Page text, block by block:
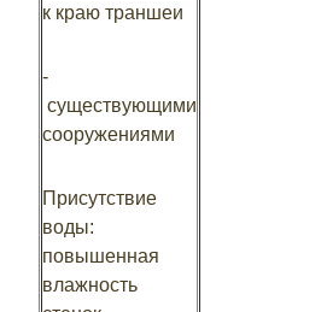
к краю траншеи
-
существующими
сооружениями
Присутствие
воды:
повышенная
влажность